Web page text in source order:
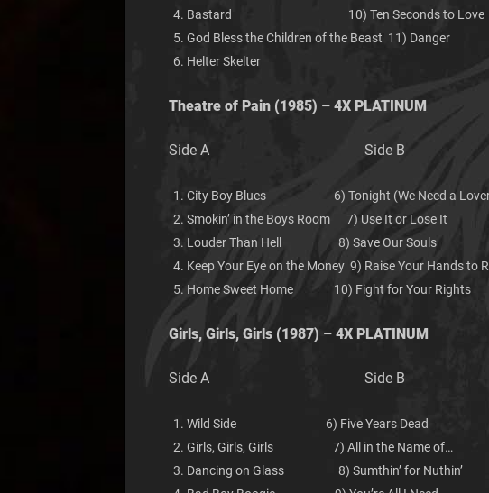
Bastard 10) Ten Seconds to Love
God Bless the Children of the Beast 11) Danger
Helter Skelter
Theatre of Pain (1985) – 4X PLATINUM
Side A Side B
City Boy Blues 6) Tonight (We Need a
Smokin’ in the Boys Room 7) Use It or Lose It
Louder Than Hell 8) Save Our Souls
Keep Your Eye on the Money 9) Raise Your Hands to
Home Sweet Home 10) Fight for Your Rights
Girls, Girls, Girls (1987) – 4X PLATINUM
Side A Side B
Wild Side 6) Five Years Dead
Girls, Girls, Girls 7) All in the Name of…
Dancing on Glass 8) Sumthin’ for Nuthin’